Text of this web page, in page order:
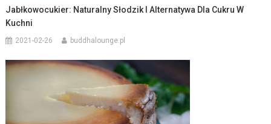
Jabłkowocukier: Naturalny Słodzik I Alternatywa Dla Cukru W
Kuchni
2021-02-26 buddhalounge.pl